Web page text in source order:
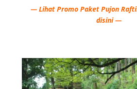
— Lihat Promo Paket Pujon
disini —